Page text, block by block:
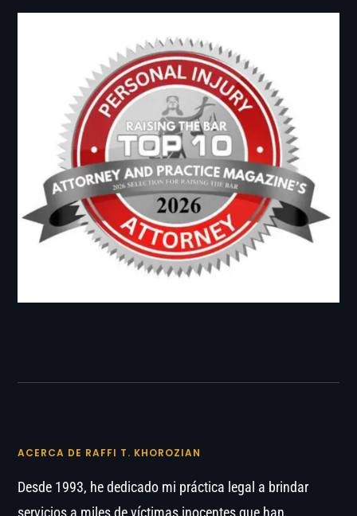
ACERCA DE RAFFI T. KHOROZIAN
Desde 1993, he dedicado mi práctica legal a brindar
servicios a miles de víctimas inocentes que han